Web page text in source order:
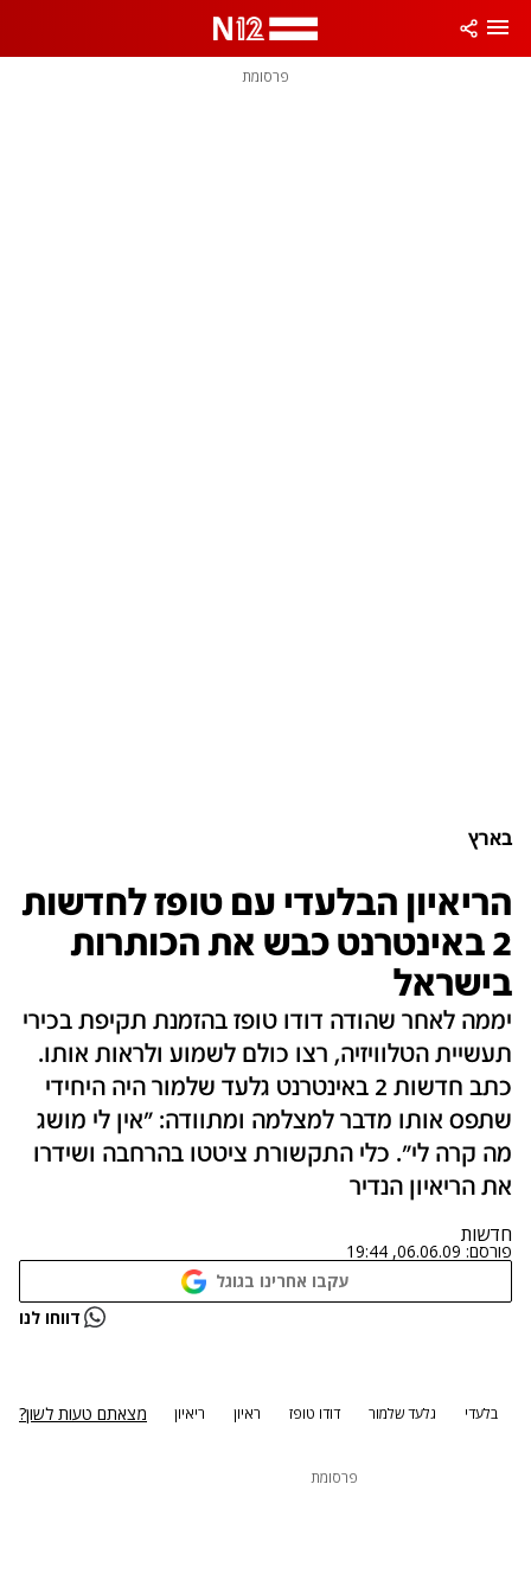
פרסומת
בארץ
הריאיון הבלעדי עם טופז לחדשות
2 באינטרנט כבש את הכותרות
בישראל
יממה לאחר שהודה דודו טופז בהזמנת תקיפת בכירי
תעשיית הטלוויזיה, רצו כולם לשמוע ולראות אותו.
כתב חדשות 2 באינטרנט גלעד שלמור היה היחידי
שתפס אותו מדבר למצלמה ומתוודה: "אין לי מושג
מה קרה לי". כלי התקשורת ציטטו בהרחבה ושידרו
את הריאיון הנדיר
חדשות
פורסם: 06.06.09, 19:44
עקבו אחרינו בגוגל
נתקלנו בבעיה דווחו לנו
בלעדי גלעד שלמור דודו טופז ראיון ריאיון מצאתם טעות לשון?
פרסומת